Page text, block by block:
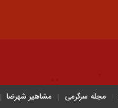
مجله سرگرمی مشاهیر شهرضا